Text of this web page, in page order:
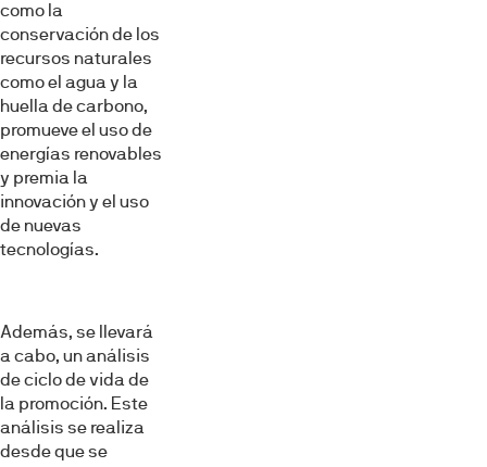
como la
conservación de los
recursos naturales
como el agua y la
huella de carbono,
promueve el uso de
energías renovables
y premia la
innovación y el uso
de nuevas
tecnologías.
Además, se llevará
a cabo, un análisis
de ciclo de vida de
la promoción. Este
análisis se realiza
desde que se